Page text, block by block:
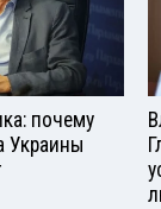
почему
Украины